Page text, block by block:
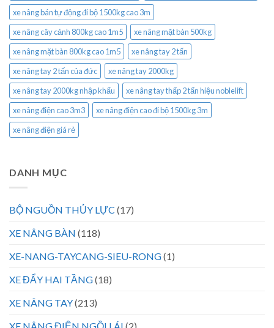
xe nâng bán tự động đi bộ 1500kg cao 3m
xe nâng cây cảnh 800kg cao 1m5
xe nâng mặt bàn 500kg
xe nâng mặt bàn 800kg cao 1m5
xe nâng tay 2 tấn
xe nâng tay 2 tấn của đức
xe nâng tay 2000kg
xe nâng tay 2000kg nhập khẩu
xe nâng tay thấp 2 tấn hiệu noblelift
xe nâng điện cao 3m3
xe nâng điện cao đi bộ 1500kg 3m
xe nâng điện giá rẻ
DANH MỤC
BỘ NGUỒN THỦY LỰC (17)
XE NÂNG BÀN (118)
XE-NANG-TAYCANG-SIEU-RONG(1)
XE ĐẨY HAI TẦNG(18)
XE NÂNG TAY(213)